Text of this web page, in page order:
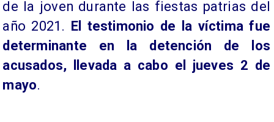
de la joven durante las fiestas patrias del
año 2021. El testimonio de la víctima fue
determinante en la detención de los
acusados, llevada a cabo el jueves 2 de
mayo.